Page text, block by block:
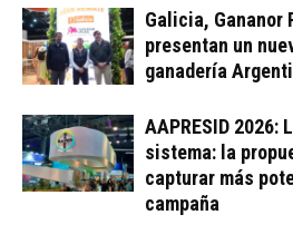
Galicia, Gananor
presentan un
ganadería
AAPRESID 2026:
sistema: la
capturar más
campaña